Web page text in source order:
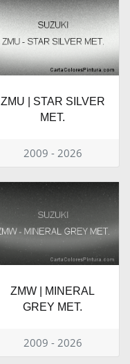
ZMU | STAR SILVER
MET.
2009 - 2026
ZMW | MINERAL
GREY MET.
2009 - 2026